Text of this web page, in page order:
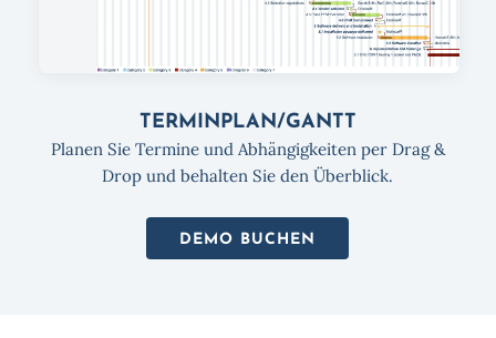
TERMINPLAN/­GANTT
Planen Sie Termine und Abhängigkeiten per Drag &
Drop und behalten Sie den Überblick.
DEMO BUCHEN